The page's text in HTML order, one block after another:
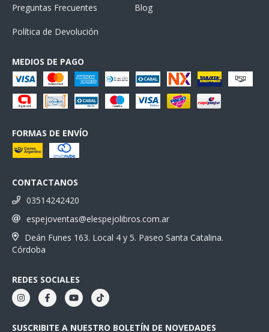
Preguntas Frecuentes Blog
Política de Devolución
MEDIOS DE PAGO
FORMAS DE ENVÍO
CONTACTANOS
03514242420
espejoventas@elespejolibros.com.ar
Deán Funes 163. Local 4 y 5. Paseo Santa Catalina.
Córdoba
REDES SOCIALES
SUSCRIBITE A NUESTRO BOLETÍN DE NOVEDADES